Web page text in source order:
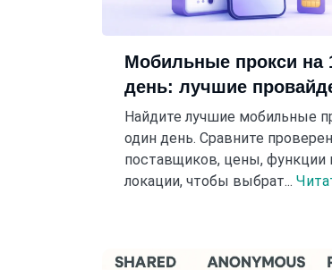
Мобильные прокси на
день: лучшие
Найдите лучшие мобильные
один день. Сравните
поставщиков, цены, функции
локации, чтобы выбрат...